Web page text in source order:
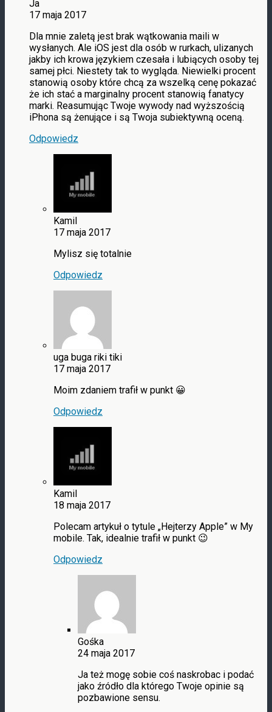
Ja
17 maja 2017
Dla mnie zaletą jest brak wątkowania maili w
wysłanych. Ale iOS jest dla osób w rurkach, ulizanych
jakby ich krowa językiem czesała i lubiących osoby tej
samej płci. Niestety tak to wygląda. Niewielki procent
stanowią osoby które chcą za wszelką cenę pokazać
że ich stać a marginalny procent stanowią fanatycy
marki. Reasumując Twoje wywody nad wyższością
iPhona są żenujące i są Twoja subiektywną oceną.
Odpowiedz
Kamil
17 maja 2017
Mylisz się totalnie
Odpowiedz
uga buga riki tiki
17 maja 2017
Moim zdaniem trafił w punkt 😀
Odpowiedz
Kamil
18 maja 2017
Polecam artykuł o tytule „Hejterzy Apple” w My
mobile. Tak, idealnie trafił w punkt 😉
Odpowiedz
Gośka
24 maja 2017
Ja też mogę sobie coś naskrobac i podać
jako źródło dla którego Twoje opinie są
pozbawione sensu.